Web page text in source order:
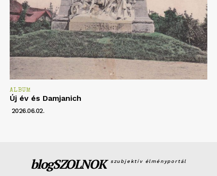
ALBUM
Új év és Damjanich
2026.06.02.
blogSZOLNOK szubjektív élményportál